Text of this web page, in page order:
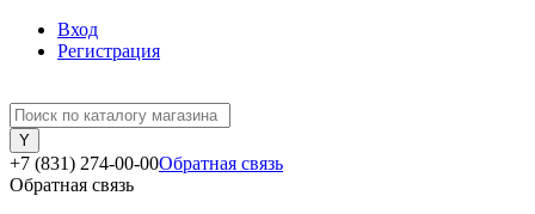
Вход
Регистрация
+7 (831) 274-00-00Обратная связь
Обратная связь